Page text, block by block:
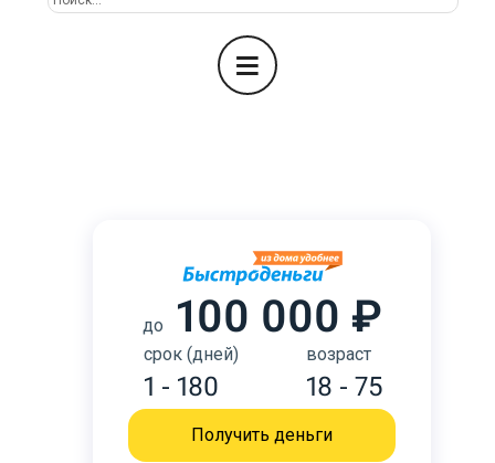
до 100 000 ₽
срок (дней)
1 - 180
возраст
18 - 75
Получить деньги